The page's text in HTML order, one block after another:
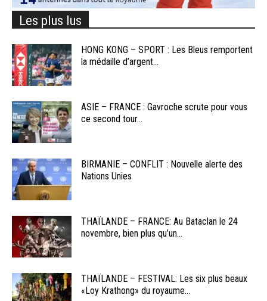
Les plus lus
HONG KONG – SPORT : Les Bleus remportent
la médaille d’argent...
ASIE – FRANCE : Gavroche scrute pour vous
ce second tour...
BIRMANIE – CONFLIT : Nouvelle alerte des
Nations Unies
THAÏLANDE – FRANCE: Au Bataclan le 24
novembre, bien plus qu’un...
THAÏLANDE – FESTIVAL: Les six plus beaux
«Loy Krathong» du royaume...